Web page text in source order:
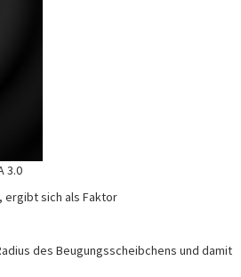
3.0
ergibt sich als Faktor
des Beugungsscheibchens und damit